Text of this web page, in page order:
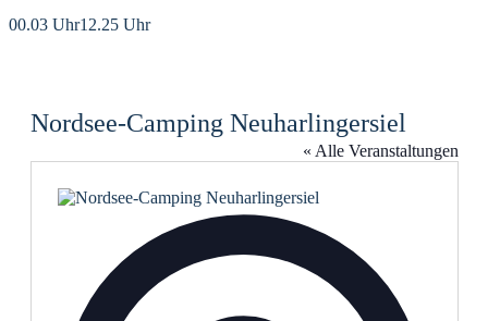
00.03 Uhr12.25 Uhr
Nordsee-Camping Neuharlingersiel
« Alle Veranstaltungen